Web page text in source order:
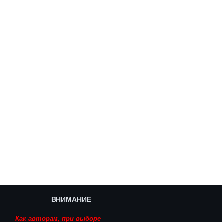
ВНИМАНИЕ
Как авторам, при выборе